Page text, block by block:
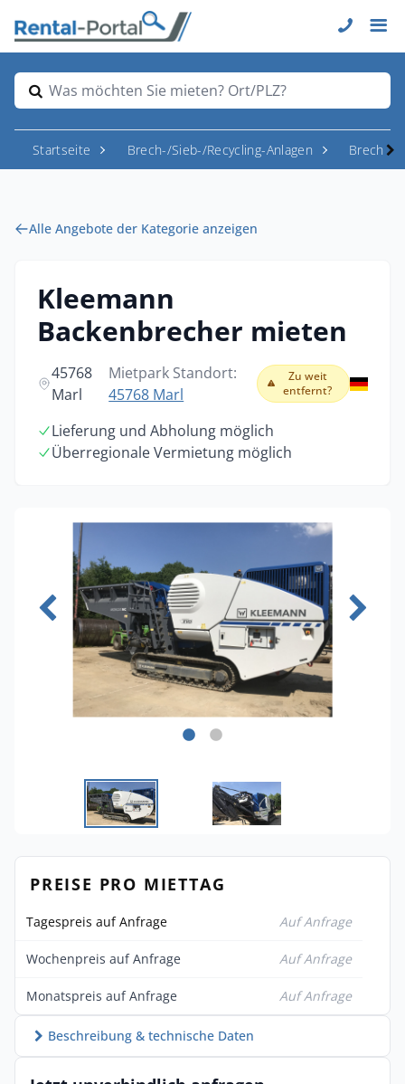
Was möchten Sie mieten? Ort/PLZ?
Startseite Brech-/Sieb-/Recycling-Anlagen Brecher
Alle Angebote der Kategorie anzeigen
Kleemann
Backenbrecher mieten
45768
Marl
Mietpark Standort:
45768 Marl
Zu weit
entfernt?
Lieferung und Abholung möglich
Überregionale Vermietung möglich
PREISE PRO MIETTAG
Tagespreis auf Anfrage Auf Anfrage
Wochenpreis auf Anfrage Auf Anfrage
Monatspreis auf Anfrage Auf Anfrage
Beschreibung & technische Daten